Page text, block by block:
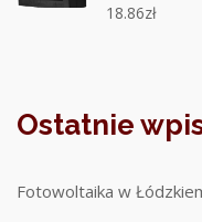
18.86zł
Ostatnie
Fotowoltaika w